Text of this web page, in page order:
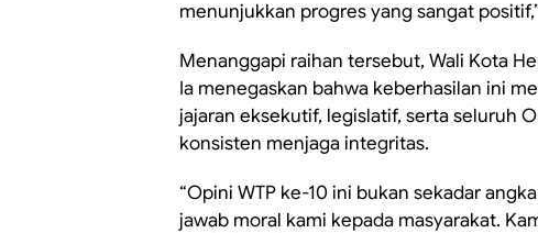
menunjukkan progres yang sangat
Menanggapi raihan tersebut, Wali Kota
Ia menegaskan bahwa keberhasilan ini
jajaran eksekutif, legislatif, serta seluruh
konsisten menjaga integritas.
“Opini WTP ke-10 ini bukan sekadar
jawab moral kami kepada masyarakat.